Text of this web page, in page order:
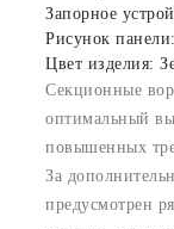
Запорное
Рисунок
Цвет изделия:
Секционные
оптимальный
повышенных
За
предусмотрен